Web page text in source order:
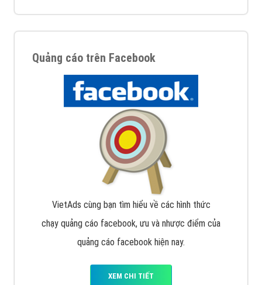
Quảng cáo trên Facebook
VietAds cùng bạn tìm hiểu về các hình thức
chạy quảng cáo facebook, ưu và nhược điểm của
quảng cáo facebook hiện nay.
XEM CHI TIẾT